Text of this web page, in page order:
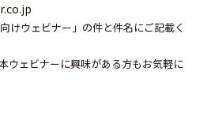
けウェビナー 」の件と件名にご記載く
ウェビナーに興味がある方もお気軽に